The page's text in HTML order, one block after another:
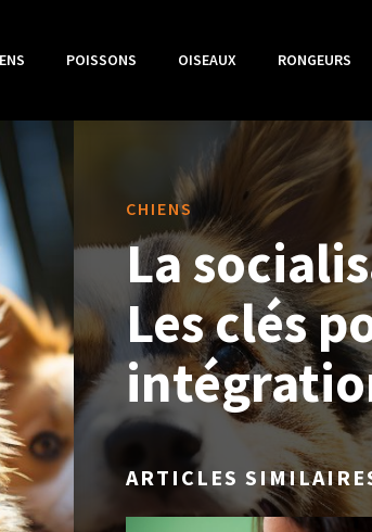
POISSONS OISEAUX RONGEURS
CHIENS
La
Les clés
ARTICLES